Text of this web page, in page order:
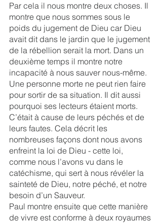
Par cela il nous montre deux choses. Il
montre que nous sommes sous le
poids du jugement de Dieu car Dieu
avait dit dans le jardin que le jugement
de la rébellion serait la mort. Dans un
deuxième temps il montre notre
incapacité à nous sauver nous-même.
Une personne morte ne peut rien faire
pour sortir de sa situation. Il dit aussi
pourquoi ses lecteurs étaient morts.
C’était à cause de leurs péchés et de
leurs fautes. Cela décrit les
nombreuses façons dont nous avons
enfreint la loi de Dieu - cette loi,
comme nous l’avons vu dans le
catéchisme, qui sert à nous révéler la
sainteté de Dieu, notre péché, et notre
besoin d’un Sauveur.
Paul montre ensuite que cette manière
de vivre est conforme à deux royaumes